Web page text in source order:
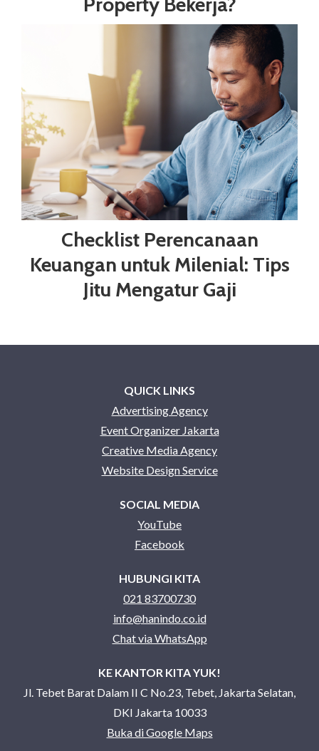
Checklist Perencanaan
Keuangan untuk Milenial: Tips
Jitu Mengatur Gaji
QUICK LINKS
Advertising Agency
Event Organizer Jakarta
Creative Media Agency
Website Design Service
SOCIAL MEDIA
YouTube
Facebook
HUBUNGI KITA
021 83700730
info@hanindo.co.id
Chat via WhatsApp
KE KANTOR KITA YUK!
Jl. Tebet Barat Dalam II C No.23, Tebet, Jakarta Selatan,
DKI Jakarta 10033
Buka di Google Maps